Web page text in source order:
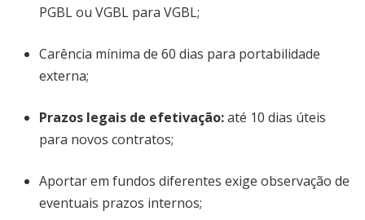
PGBL ou VGBL para VGBL;
Carência mínima de 60 dias para portabilidade
externa;
Prazos legais de efetivação:até 10 dias úteis
para novos contratos;
Aportar em fundos diferentes exige observação de
eventuais prazos internos;